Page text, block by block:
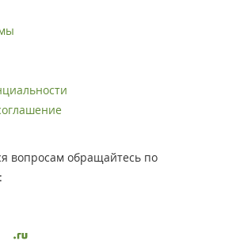
вопросам обращайтесь по